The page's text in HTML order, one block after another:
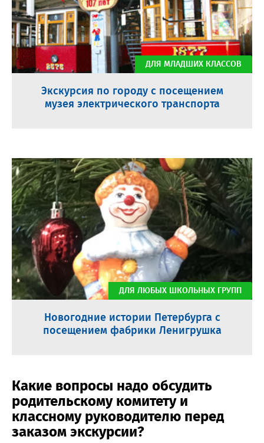
Экскурсия по городу с посещением
музея электрического транспорта
ДЛЯ МЛАДШИХ КЛАССОВ
Новогодние истории Петербурга с
посещением фабрики Ленигрушка
ДЛЯ ЛЮБЫХ ШКОЛЬНЫХ ГРУПП
Какие вопросы надо обсудить
родительскому комитету и
классному руководителю перед
заказом экскурсии?